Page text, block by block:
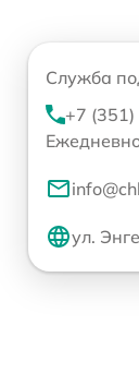
Служба
+7
ул.